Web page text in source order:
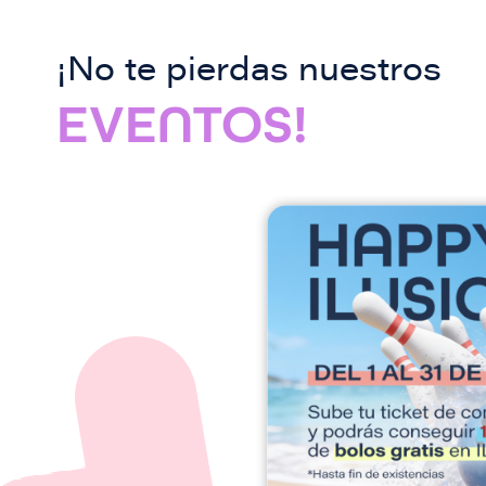
¡No te pierdas nuestros
EVENTOS!
I
g